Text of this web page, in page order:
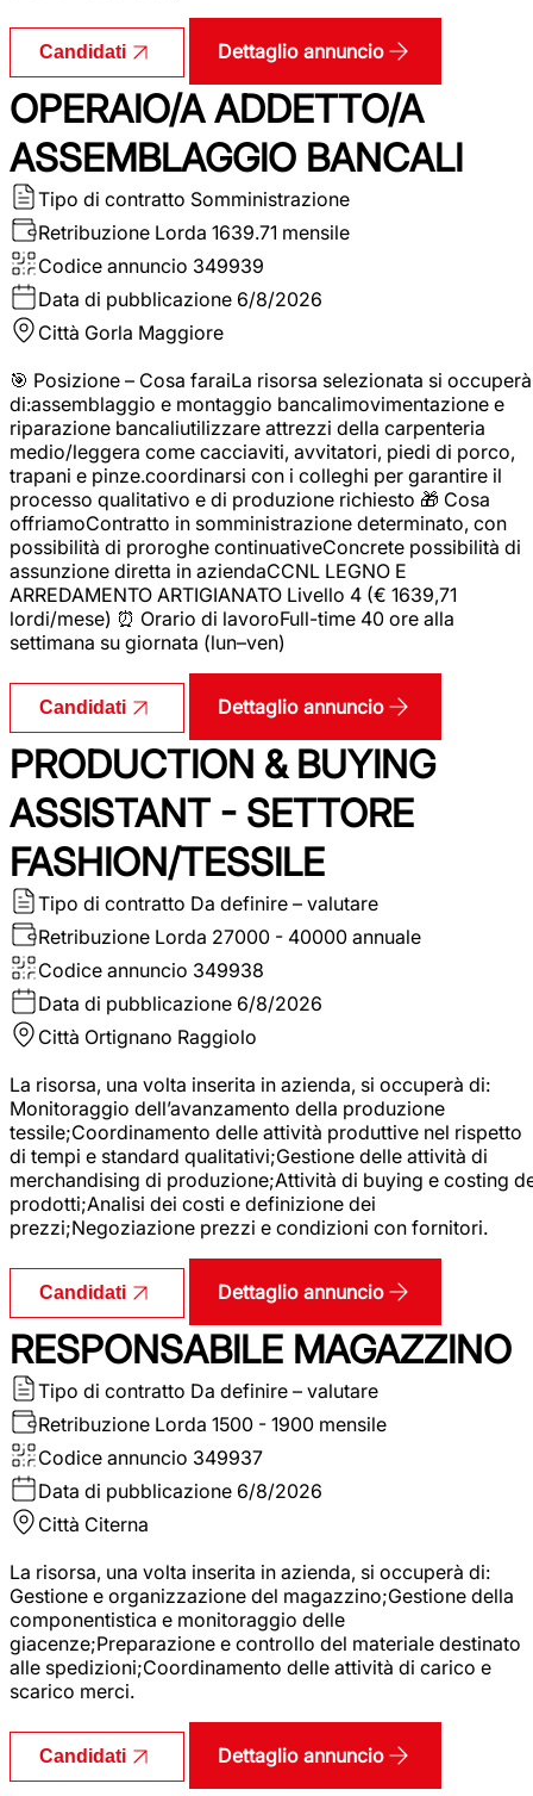
Candidati Dettaglio annuncio
OPERAIO/A ADDETTO/A
ASSEMBLAGGIO BANCALI
Tipo di contratto Somministrazione
Retribuzione Lorda 1639.71 mensile
Codice annuncio 349939
Data di pubblicazione 6/8/2026
Città Gorla Maggiore
🎯 Posizione – Cosa faraiLa risorsa selezionata si occuperà
di:assemblaggio e montaggio bancalimovimentazione e
riparazione bancaliutilizzare attrezzi della carpenteria
medio/leggera come cacciaviti, avvitatori, piedi di porco,
trapani e pinze.coordinarsi con i colleghi per garantire il
processo qualitativo e di produzione richiesto 🎁 Cosa
offriamoContratto in somministrazione determinato, con
possibilità di proroghe continuativeConcrete possibilità di
assunzione diretta in aziendaCCNL LEGNO E
ARREDAMENTO ARTIGIANATO Livello 4 (€ 1639,71
lordi/mese) ⏰ Orario di lavoroFull-time 40 ore alla
settimana su giornata (lun–ven)
Candidati Dettaglio annuncio
PRODUCTION & BUYING
ASSISTANT - SETTORE
FASHION/TESSILE
Tipo di contratto Da definire – valutare
Retribuzione Lorda 27000 - 40000 annuale
Codice annuncio 349938
Data di pubblicazione 6/8/2026
Città Ortignano Raggiolo
La risorsa, una volta inserita in azienda, si occuperà di:
Monitoraggio dell’avanzamento della produzione
tessile;Coordinamento delle attività produttive nel rispetto
di tempi e standard qualitativi;Gestione delle attività di
merchandising di produzione;Attività di buying e costing
prodotti;Analisi dei costi e definizione dei
prezzi;Negoziazione prezzi e condizioni con fornitori.
Candidati Dettaglio annuncio
RESPONSABILE MAGAZZINO
Tipo di contratto Da definire – valutare
Retribuzione Lorda 1500 - 1900 mensile
Codice annuncio 349937
Data di pubblicazione 6/8/2026
Città Citerna
La risorsa, una volta inserita in azienda, si occuperà di:
Gestione e organizzazione del magazzino;Gestione della
componentistica e monitoraggio delle
giacenze;Preparazione e controllo del materiale destinato
alle spedizioni;Coordinamento delle attività di carico e
scarico merci.
Candidati Dettaglio annuncio